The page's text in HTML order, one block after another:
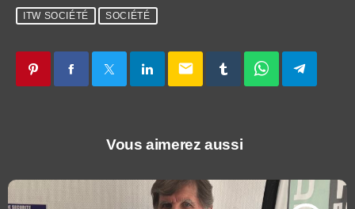
ITW SOCIÉTÉ SOCIÉTÉ
email
Vous aimerez aussi